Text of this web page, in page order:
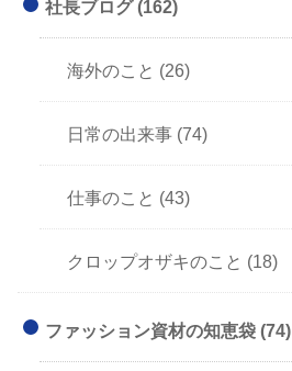
社長ブログ(162)
海外のこと (26)
日常の出来事 (74)
仕事のこと (43)
クロップオザキのこと (18)
ファッション資材の知恵袋(74)